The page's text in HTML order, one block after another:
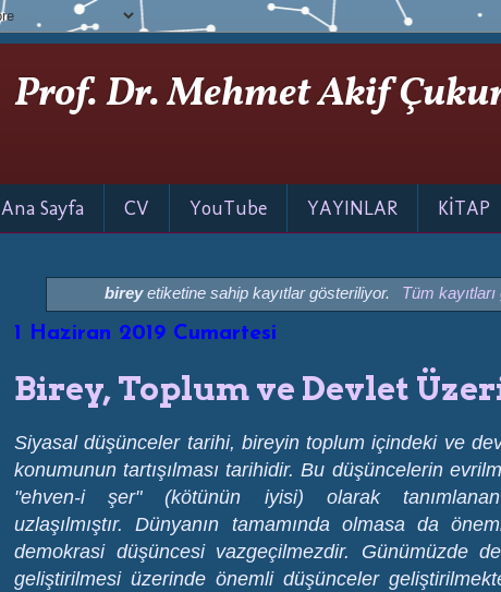
Prof. Dr. Mehmet Akif
Ana Sayfa CV YouTube YAYINLAR KİTAP
bireyetiketine sahip kayıtlar gösteriliyor. Tüm
1 Haziran 2019 Cumartesi
Birey, Toplum ve Devlet
Siyasal düşünceler tarihi, bireyin toplum içindeki ve
konumunun tartışılması tarihidir. Bu düşüncelerin
"ehven-i şer" (kötünün iyisi) olarak
uzlaşılmıştır. Dünyanın tamamında olmasa da
demokrasi düşüncesi vazgeçilmezdir. Günümüzde
geliştirilmesi üzerinde önemli düşünceler